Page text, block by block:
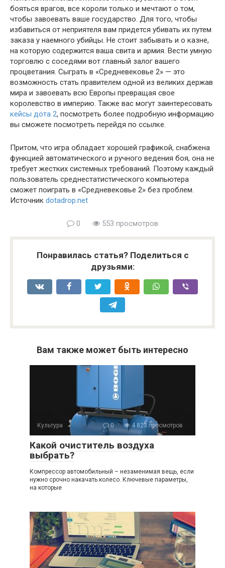
бояться врагов, все короли только и мечтают о том,
чтобы завоевать ваше государство. Для того, чтобы
избавиться от неприятеля вам придется убивать их путем
заказа у наемного убийцы. Не стоит забывать и о казне,
на которую содержится ваша свита и армия. Вести умную
торговлю с соседями вот главный залог вашего
процветания. Сыграть в «Средневековье 2» — это
возможность стать правителем одной из великих держав
мира и завоевать всю Европы превращая свое
королевство в империю. Также вас могут заинтересовать
кейсы дота 2, посмотреть более подробную информацию
вы сможете посмотреть перейдя по ссылке.
Притом, что игра обладает хорошей графикой, снабжена
функцией автоматического и ручного ведения боя, она не
требует жестких системных требований. Поэтому каждый
пользователь среднестатистического компьютера
сможет поиграть в «Средневековье 2» без проблем.
Источник dotadrop.net
0 553 просмотров
Понравилась статья? Поделиться с
друзьями:
Вам также может быть интересно
Культура 0 4 823 просмотров
Какой очиститель воздуха
выбрать?
Компрессор автомобильный – незаменимая вещь, если
нужно срочно накачать колесо. Ключевые параметры,
на которые